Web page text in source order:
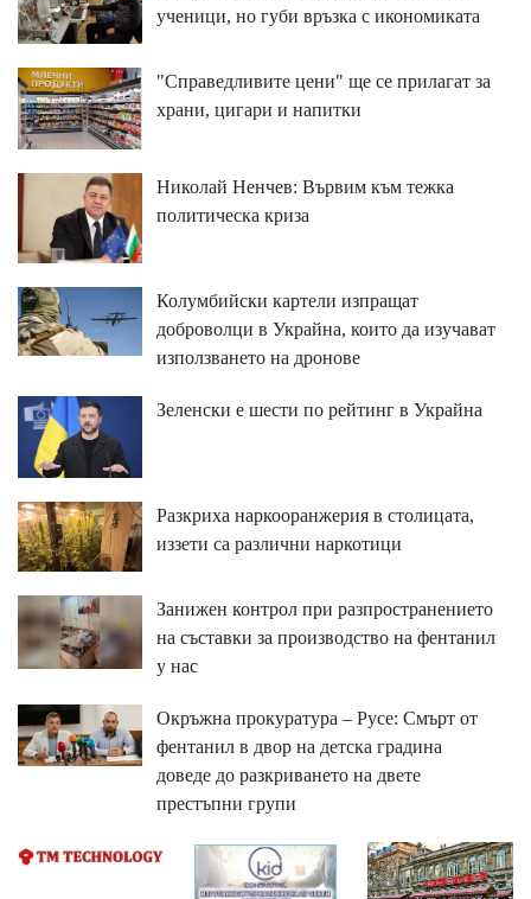
ученици, но губи връзка с икономиката
"Справедливите цени" ще се прилагат за
храни, цигари и напитки
Николай Ненчев: Вървим към тежка
политическа криза
Колумбийски картели изпращат
доброволци в Украйна, които да изучават
използването на дронове
Зеленски е шести по рейтинг в Украйна
Разкриха наркооранжерия в столицата,
иззети са различни наркотици
Занижен контрол при разпространението
на съставки за производство на фентанил
у нас
Окръжна прокуратура – Русе: Смърт от
фентанил в двор на детска градина
доведе до разкриването на двете
престъпни групи